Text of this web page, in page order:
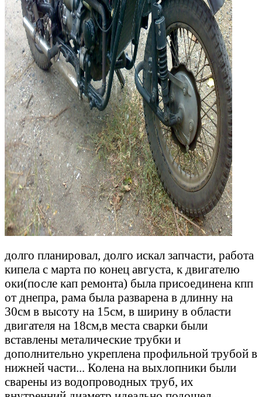
долго планировал, долго искал запчасти, работа
кипела с марта по конец августа, к двигателю
оки(после кап ремонта) была присоединена кпп
от днепра, рама была разварена в длинну на
30см в высоту на 15см, в ширину в области
двигателя на 18см,в места сварки были
вставлены металические трубки и
дополнительно укреплена профильной трубой в
нижней части... Колена на выхлопники были
сварены из водопроводных труб, их